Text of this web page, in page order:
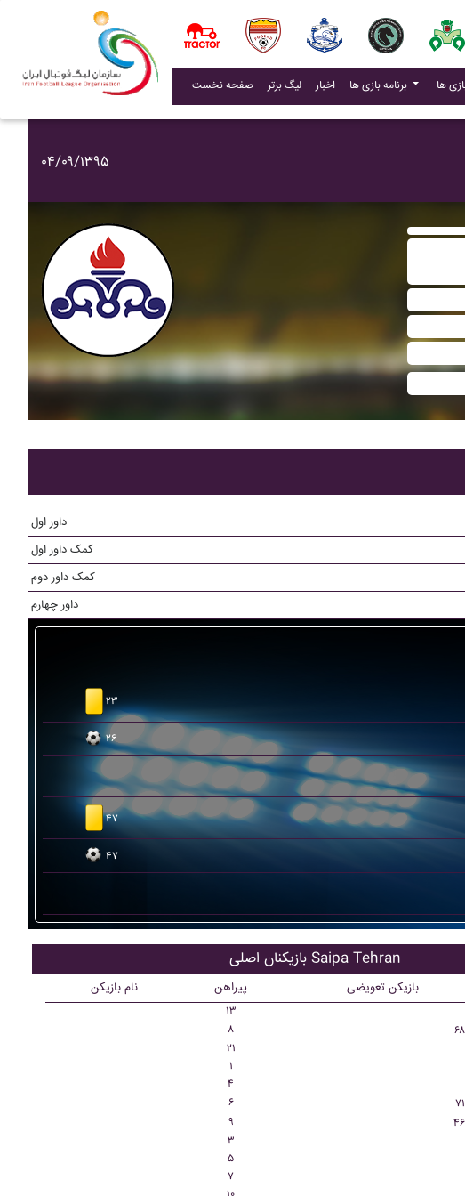
صفحه نخست لیگ برتر اخبار(current) برنامه بازی ها
۰۴/۰۹/۱۳۹۵
داور اول
کمک داور اول
کمک داور دوم
داور چهارم
۲۳
۲۶
۴۷
۴۷
بازیکنان اصلی Saipa Tehran
نام بازیکن پیراهن بازیکن تعویضی
۱۳
۸
۶۸
۲۱
۱
۴
۶
۷۱
۹
۴۶
۳
۵
۷